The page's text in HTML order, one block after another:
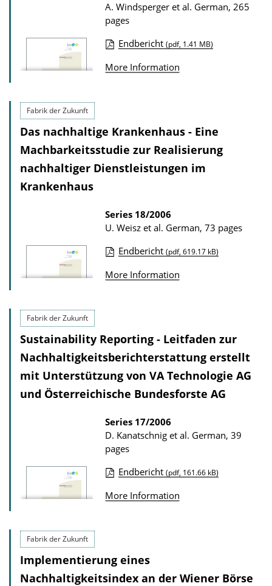
o
n
D
w
o
a
A. Windsperger et al. German, 265
pages
u
i
o
n
D
w
a
d
s
Endbericht (pdf, 1.41 MB)
More Information
Fabrik der Zukunft
Das nachhaltige Krankenhaus - Eine
Machbarkeitsstudie zur Realisierung
nachhaltiger Dienstleistungen im
Krankenhaus
Series 18/2006
U. Weisz et al. German, 73 pages
u
i
c
i
o
n
D
o
n
a
d
Endbericht (pdf, 619.17 kB)
More Information
Fabrik der Zukunft
Sustainability Reporting - Leitfaden zur
Nachhaltigkeitsberichterstattung erstellt
mit Unterstützung von VA Technologie AG
und Österreichische Bundesforste AG
Series 17/2006
D. Kanatschnig et al. German, 39
pages
u
i
c
Endbericht (pdf, 161.66 kB)
More Information
Fabrik der Zukunft
Implementierung eines
Nachhaltigkeitsindex an der Wiener Börse